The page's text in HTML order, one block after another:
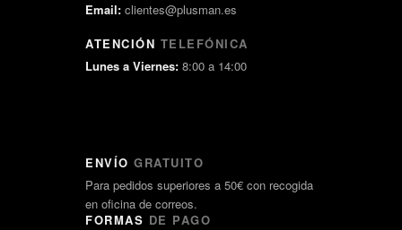
Email: clientes@plusman.es
ATENCIÓN TELEFÓNICA
Lunes a Viernes: 8:00 a 14:00
ENVÍO GRATUITO
Para pedidos superiores a 50€ con recogida
en oficina de correos.
FORMAS DE PAGO